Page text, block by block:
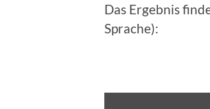
Das Ergebnis
Sprache):
„Speed